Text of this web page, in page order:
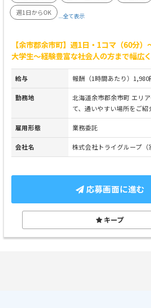
週1日からOK
...全て表示
【余市郡余市町】週1日・1コマ（60分）
大学生～経験豊富な社会人の方まで幅広
給与 報酬（1時間あたり）1,980
勤務地
北海道余市郡余市町 エリ
て、通いやすい場所をご紹
雇用形態 業務委託
会社名 株式会社トライグループ（
応募画面に進む
キープ